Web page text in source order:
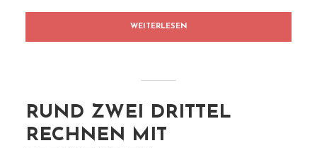
WEITERLESEN
RUND ZWEI DRITTEL
RECHNEN MIT